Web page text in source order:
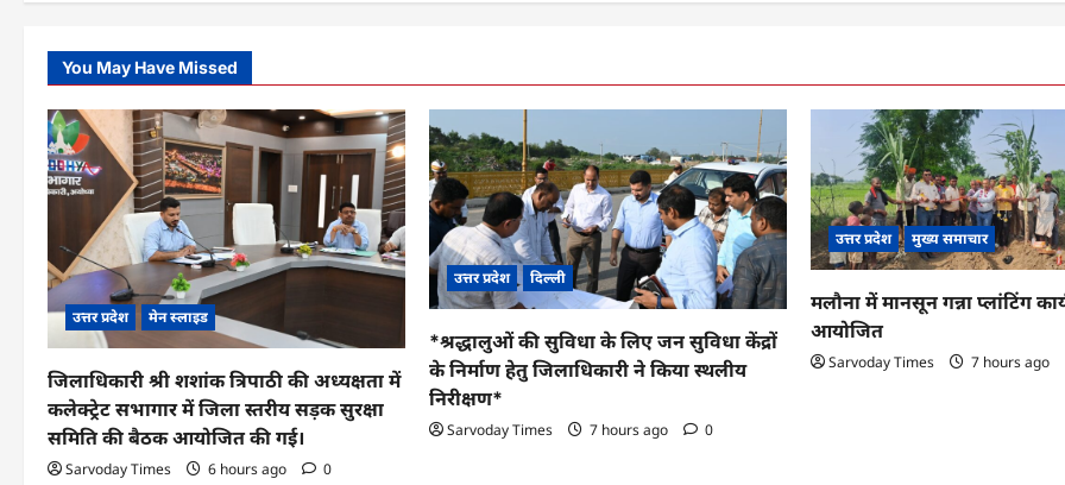
You May Have Missed
उत्तर प्रदेश मेन स्लाइड
जिलाधिकारी श्री शशांक त्रिपाठी की अध्यक्षता में
कलेक्ट्रेट सभागार में जिला स्तरीय सड़क सुरक्षा
समिति की बैठक आयोजित की गई।
Sarvoday Times 6 hours ago 0
उत्तर प्रदेश दिल्ली
*श्रद्धालुओं की सुविधा के लिए जन सुविधा केंद्रों
के निर्माण हेतु जिलाधिकारी ने किया स्थलीय
निरीक्षण*
Sarvoday Times 7 hours ago 0
उत्तर प्रदेश मुख्य समाचार
मलौना में मानसून गन्ना प्लांटिंग
आयोजित
Sarvoday Times 7 hours ago